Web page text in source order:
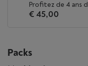
Profitez de 4 ans
€ 45,00
Packs